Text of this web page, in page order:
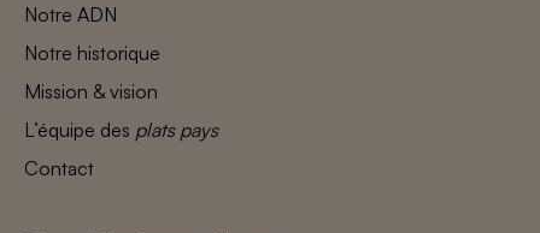
Notre ADN
Notre historique
Mission & vision
L’équipe des plats pays
Contact